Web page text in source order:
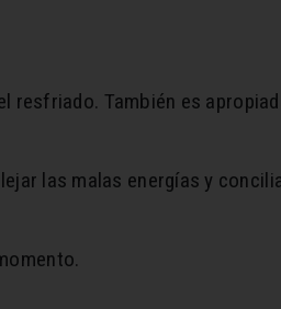
También es
las malas energías y